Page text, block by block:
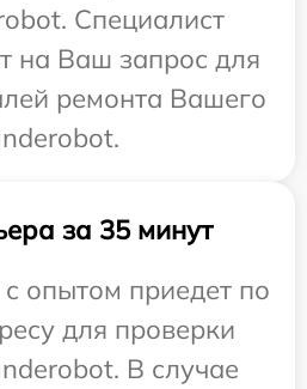
Специалист
на Ваш запрос для
ремонта Вашего
за 35 минут
опытом приедет по
для проверки
В случае